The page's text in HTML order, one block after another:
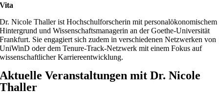
Vita
Dr. Nicole Thaller ist Hochschulforscherin mit personalökonomischem
Hintergrund und Wissenschaftsmanagerin an der Goethe-Universität
Frankfurt. Sie engagiert sich zudem in verschiedenen Netzwerken von
UniWinD oder dem Tenure-Track-Netzwerk mit einem Fokus auf
wissenschaftlicher Karriereentwicklung.
Aktuelle Veranstaltungen mit Dr. Nicole
Thaller